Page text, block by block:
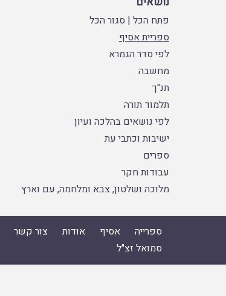
פתח הכל |סגור הכל
ספריית אסיף
לפי סדר הגמרא
מחשבה
תנ"ך
תלמוד תורה
לפי נושאים בהלכה ועיון
ישיבות וכתבי עת
ספרים
עבודות חקר
מלוכה ושלטון, צבא ומלחמה, עם וארץ
ספרייה אסיף אודות צור קשר
סמואל זצ"ל